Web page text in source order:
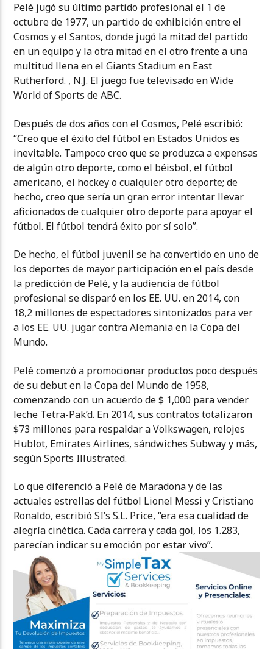
Pelé jugó su último partido profesional el 1 de
octubre de 1977, un partido de exhibición entre el
Cosmos y el Santos, donde jugó la mitad del partido
en un equipo y la otra mitad en el otro frente a una
multitud llena en el Giants Stadium en East
Rutherford. , N.J. El juego fue televisado en Wide
World of Sports de ABC.
Después de dos años con el Cosmos, Pelé escribió:
“Creo que el éxito del fútbol en Estados Unidos es
inevitable. Tampoco creo que se produzca a expensas
de algún otro deporte, como el béisbol, el fútbol
americano, el hockey o cualquier otro deporte; de
hecho, creo que sería un gran error intentar llevar
aficionados de cualquier otro deporte para apoyar el
fútbol. El fútbol tendrá éxito por sí solo”.
De hecho, el fútbol juvenil se ha convertido en uno de
los deportes de mayor participación en el país desde
la predicción de Pelé, y la audiencia de fútbol
profesional se disparó en los EE. UU. en 2014, con
18,2 millones de espectadores sintonizados para ver
a los EE. UU. jugar contra Alemania en la Copa del
Mundo.
Pelé comenzó a promocionar productos poco después
de su debut en la Copa del Mundo de 1958,
comenzando con un acuerdo de $ 1,000 para vender
leche Tetra-Pak’d. En 2014, sus contratos totalizaron
$73 millones para respaldar a Volkswagen, relojes
Hublot, Emirates Airlines, sándwiches Subway y más,
según Sports Illustrated.
Lo que diferenció a Pelé de Maradona y de las
actuales estrellas del fútbol Lionel Messi y Cristiano
Ronaldo, escribió SI’s S.L. Price, “era esa cualidad de
alegría cinética. Cada carrera y cada gol, los 1.283,
parecían indicar su emoción por estar vivo”.